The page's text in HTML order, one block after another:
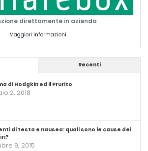
direttamente in azienda
Maggiori informazioni
Recenti
di Hodgkin ed il Prurito
2, 2018
di testa e nausea: quali sono le cause dei
9, 2015